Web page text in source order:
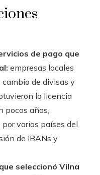
de pago que
empresas locales
de divisas y
la licencia
pocos años,
varios países del
de IBANs y
seleccionó Vilna